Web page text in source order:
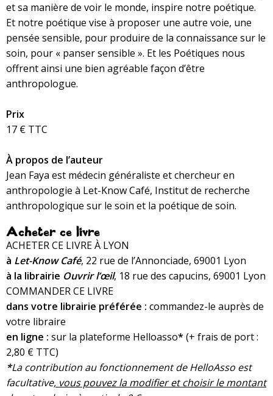
et sa manière de voir le monde, inspire notre poétique.
Et notre poétique vise à proposer une autre voie, une
pensée sensible, pour produire de la connaissance sur le
soin, pour « panser sensible ». Et les Poétiques nous
offrent ainsi une bien agréable façon d’être
anthropologue.
Prix
17 € TTC
À propos de l’auteur
Jean Faya est médecin généraliste et chercheur en
anthropologie à Let-Know Café, Institut de recherche
anthropologique sur le soin et la poétique de soin.
Acheter ce livre
ACHETER CE LIVRE À LYON
à Let-Know Café, 22 rue de l’Annonciade, 69001 Lyon
à la librairie Ouvrir l’œil, 18 rue des capucins, 69001 Lyon
COMMANDER CE LIVRE
dans votre librairie préférée : commandez-le auprès de
votre libraire
en ligne : sur la plateforme Helloasso* (+ frais de port :
2,80 € TTC)
*La contribution au fonctionnement de HelloAsso est
facultative, vous pouvez la modifier et choisir le montant